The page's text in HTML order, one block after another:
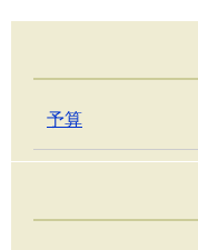
予算